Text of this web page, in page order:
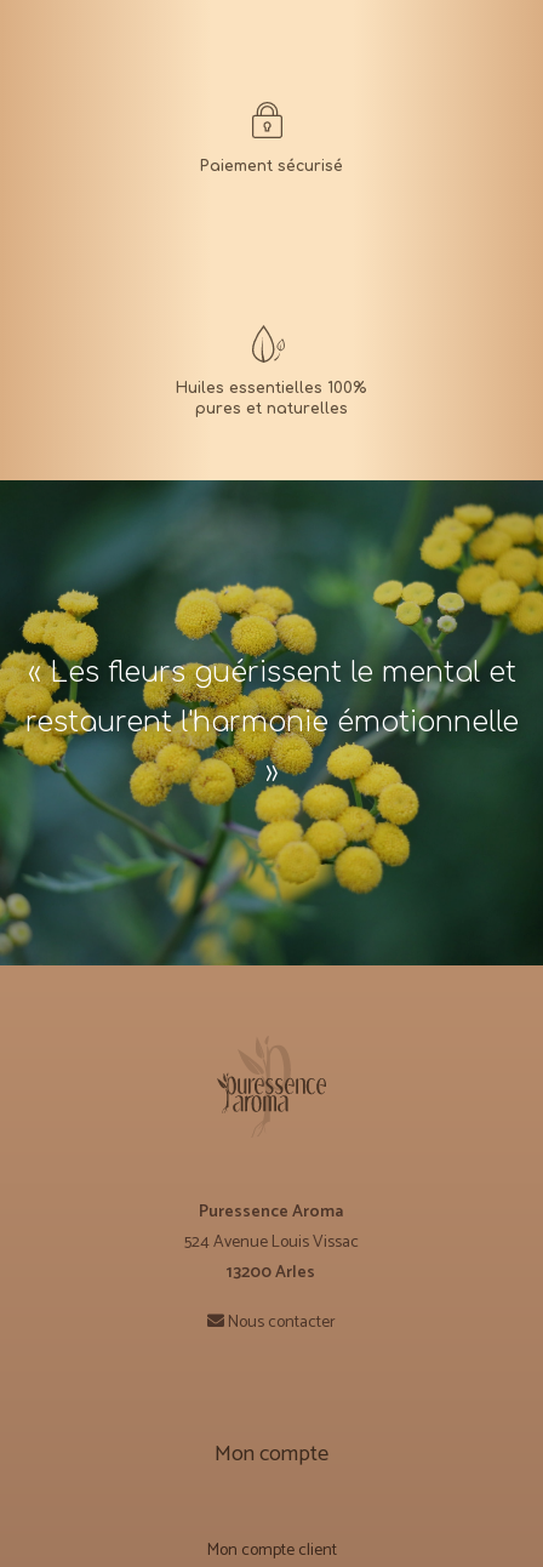
« Les fleurs guérissent le mental et
restaurent l'harmonie émotionnelle
»
Puressence Aroma
524 Avenue Louis Vissac
13200 Arles
Nous contacter
Mon compte
Mon compte client